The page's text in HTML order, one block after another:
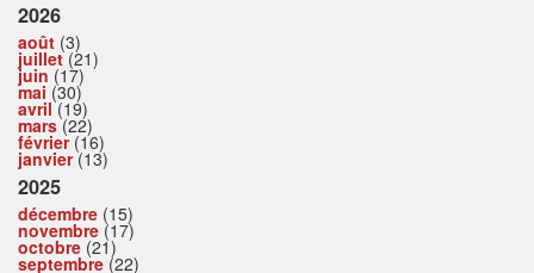
2026
août (3)
juillet(21)
juin (17)
mai (30)
avril(19)
mars(22)
février(16)
janvier(13)
2025
décembre (15)
novembre (17)
octobre (21)
septembre (22)